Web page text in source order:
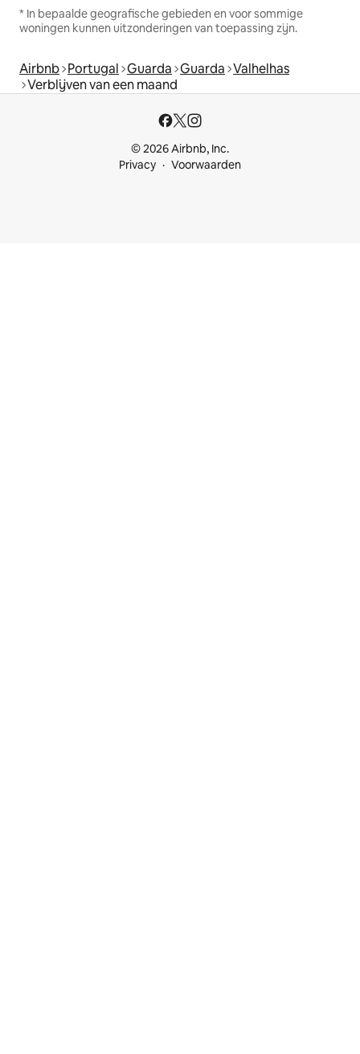
* In bepaalde geografische gebieden en voor sommige
woningen kunnen uitzonderingen van toepassing zijn.
Airbnb Portugal Guarda Guarda Valhelhas
Verblijven van een maand
© 2026 Airbnb, Inc.
Privacy
Voorwaarden